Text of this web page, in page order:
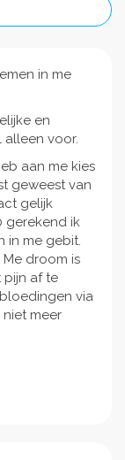
in me
en
alleen voor.
aan me kies
geweest van
gelijk
gerekend ik
in me gebit.
droom is
pijn af te
via
niet meer